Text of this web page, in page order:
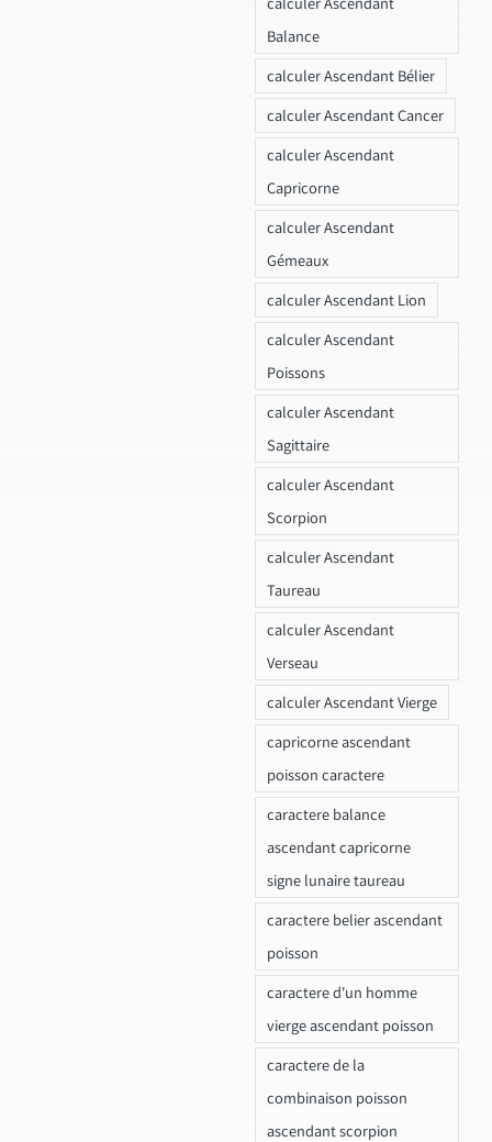
Balance
calculer Ascendant Bélier
calculer Ascendant Cancer
calculer Ascendant
Capricorne
calculer Ascendant
Gémeaux
calculer Ascendant Lion
calculer Ascendant
Poissons
calculer Ascendant
Sagittaire
calculer Ascendant
Scorpion
calculer Ascendant
Taureau
calculer Ascendant
Verseau
calculer Ascendant Vierge
capricorne ascendant
poisson caractere
caractere balance
ascendant capricorne
signe lunaire taureau
caractere belier ascendant
poisson
caractere d'un homme
vierge ascendant poisson
caractere de la
combinaison poisson
ascendant scorpion